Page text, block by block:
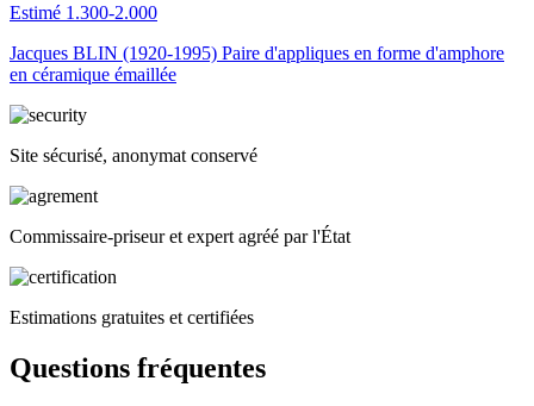
Estimé 1.300-2.000
Jacques BLIN (1920-1995) Paire d'appliques en forme d'amphore
en céramique émaillée
Site sécurisé, anonymat conservé
Commissaire-priseur et expert agréé par l'État
Estimations gratuites et certifiées
Questions fréquentes